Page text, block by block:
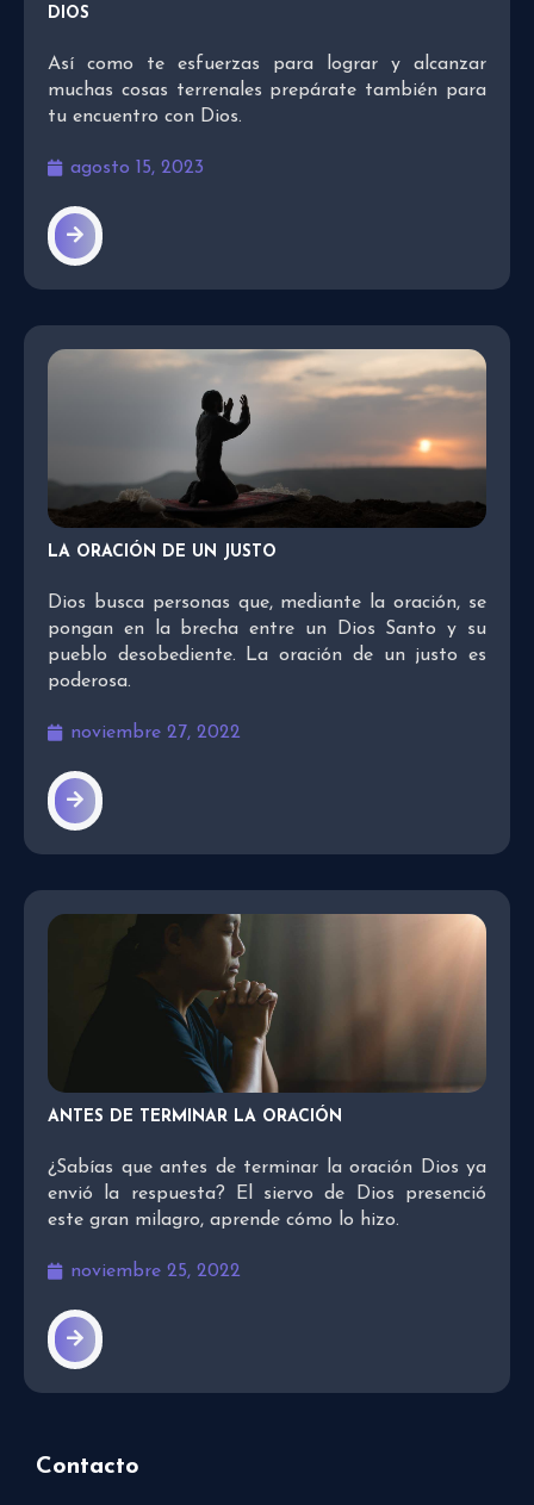
DIOS
Así como te esfuerzas para lograr y alcanzar
muchas cosas terrenales prepárate también para
tu encuentro con Dios.
agosto 15, 2023
LA ORACIÓN DE UN JUSTO
Dios busca personas que, mediante la oración, se
pongan en la brecha entre un Dios Santo y su
pueblo desobediente. La oración de un justo es
poderosa.
noviembre 27, 2022
ANTES DE TERMINAR LA ORACIÓN
¿Sabías que antes de terminar la oración Dios ya
envió la respuesta? El siervo de Dios presenció
este gran milagro, aprende cómo lo hizo.
noviembre 25, 2022
Contacto